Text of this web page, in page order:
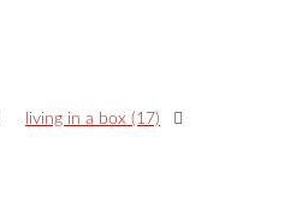
living in a box (17)